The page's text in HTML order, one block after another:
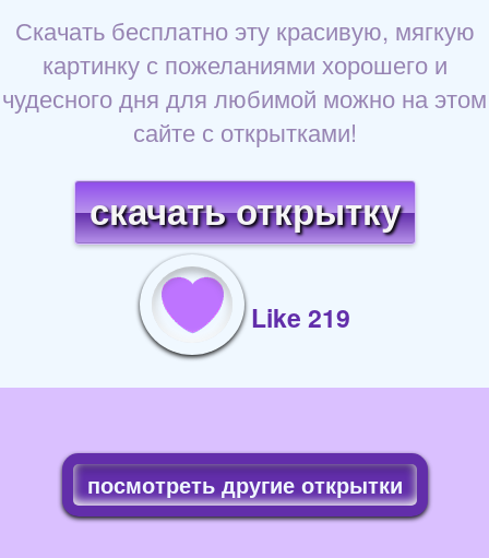
Скачать бесплатно эту красивую, мягкую
картинку с пожеланиями хорошего и
чудесного дня для любимой можно на этом
сайте с открытками!
скачать открытку
Like 219
посмотреть другие открытки